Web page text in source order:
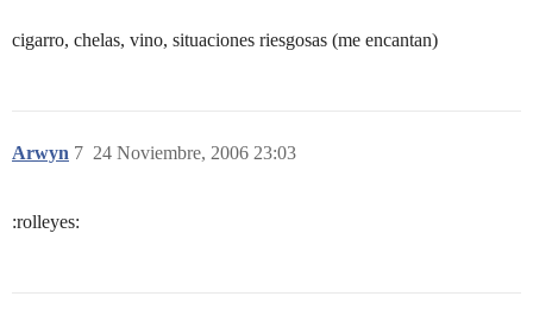
cigarro, chelas, vino, situaciones riesgosas (me encantan)
Arwyn 24 Noviembre, 2006 23:03
7
:rolleyes: